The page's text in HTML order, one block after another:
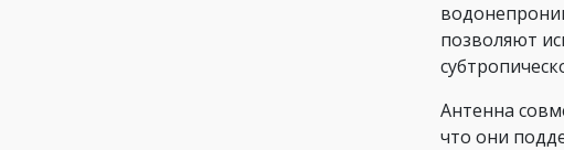
позволяют
Антенна
что они